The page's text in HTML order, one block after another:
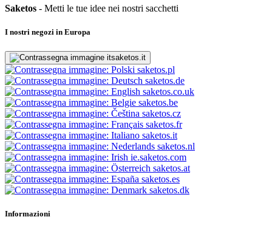
Saketos - Metti le tue idee nei nostri sacchetti
I nostri negozi in Europa
saketos.it
saketos.pl
saketos.de
saketos.co.uk
saketos.be
saketos.cz
saketos.fr
saketos.it
saketos.nl
ie.saketos.com
saketos.at
saketos.es
saketos.dk
Informazioni